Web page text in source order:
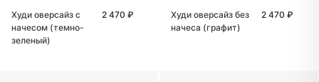
Худи оверсайз с
начесом (темно-
зеленый)
2 470 ₽
Худи оверсайз без
начеса (графит)
2 470 ₽